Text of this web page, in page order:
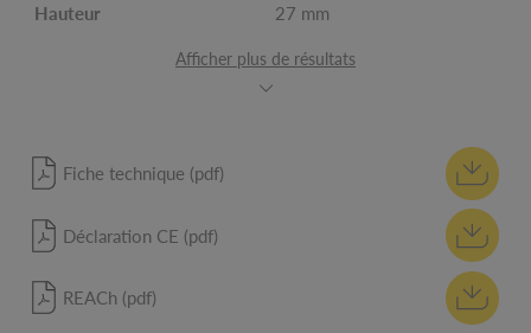
Hauteur 27 mm
Afficher plus de résultats
Fiche technique (pdf)
Déclaration CE (pdf)
REACh (pdf)